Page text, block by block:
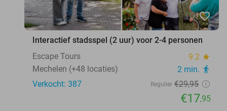
favorite_border
Interactief stadsspel (2 uur) voor 2-4 personen
Escape Tours
9.2 star
Mechelen (+48 locaties) 2 min. directions_walk
Verkocht: 387 Regulier €29,95
€17,95